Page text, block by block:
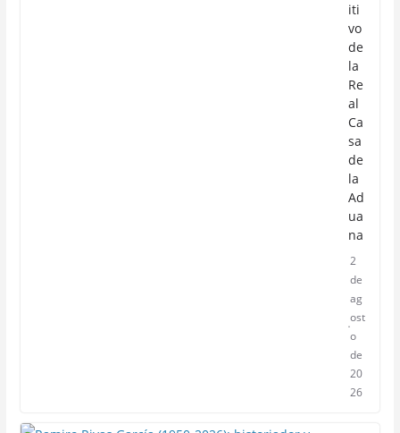
iti
vo
de
la
Re
al
Ca
sa
de
la
Ad
ua
na
2
de
ag
ost
o
de
20
26